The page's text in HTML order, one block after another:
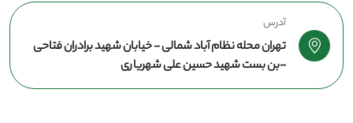
آدرس
تهران محله نظام آباد شمالی - خیابان شهید برادران فتاحی
-بن بست شهید حسین علی شهریاری